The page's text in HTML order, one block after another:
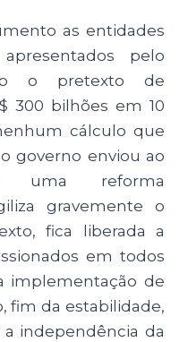
as entidades
pelo
o pretexto de
300 bilhões em 10
cálculo que
governo enviou ao
uma reforma
gravemente o
fica liberada a
em todos
implementação de
fim da estabilidade,
independência da